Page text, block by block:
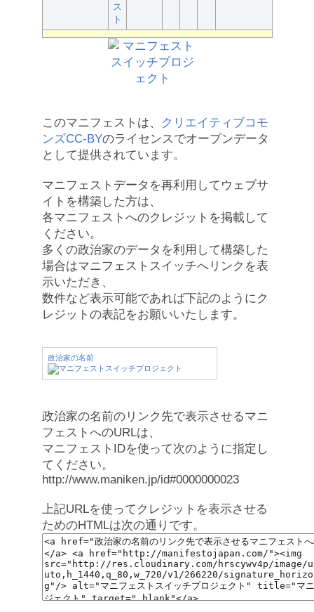
ス
ト
このマニフェストは、
クリエイティブコモ
ンズCC-BYのライセンスでオープンデータ
として提供されています。
マニフェストデータを再利用してウェブサ
イトを構築した方は、
各マニフェストへのクレジットを掲載して
ください。
多くの政治家のデータを利用して構築した
場合はマニフェストスイッチへリンクを表
示いただき、
数件など表示可能であれば下記のようにク
レジットの表記をお願いいたします。
政治家の名前
政治家の名前のリンク先で表示させるマニ
フェストへのURLは、
マニフェストIDを使って次のように指定し
てください。
http://www.maniken.jp/id#0000000023
上記URLを使ってクレジットを表示させる
ためのHTMLは次の通りです。